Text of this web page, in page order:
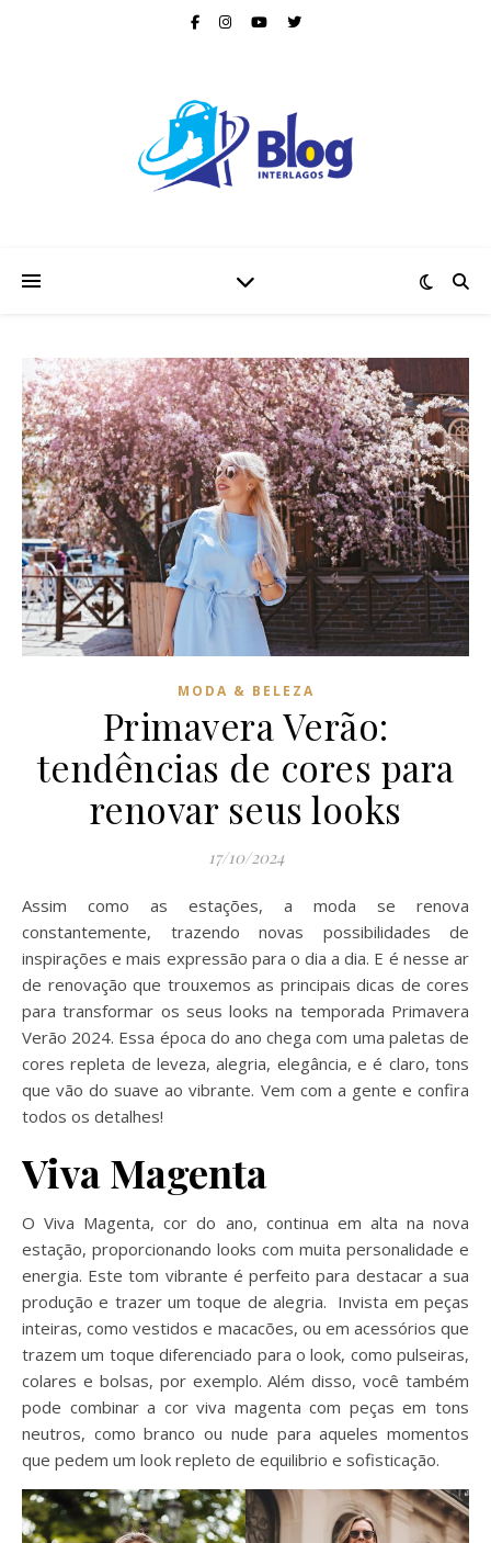
MODA & BELEZA
Primavera Verão:
tendências de cores para
renovar seus looks
17/10/2024
Assim como as estações, a moda se renova
constantemente, trazendo novas possibilidades de
inspirações e mais expressão para o dia a dia. E é nesse ar
de renovação que trouxemos as principais dicas de cores
para transformar os seus looks na temporada Primavera
Verão 2024. Essa época do ano chega com uma paletas de
cores repleta de leveza, alegria, elegância, e é claro, tons
que vão do suave ao vibrante. Vem com a gente e confira
todos os detalhes!
Viva Magenta
O Viva Magenta, cor do ano, continua em alta na nova
estação, proporcionando looks com muita personalidade e
energia. Este tom vibrante é perfeito para destacar a sua
produção e trazer um toque de alegria. Invista em peças
inteiras, como vestidos e macacões, ou em acessórios que
trazem um toque diferenciado para o look, como pulseiras,
colares e bolsas, por exemplo. Além disso, você também
pode combinar a cor viva magenta com peças em tons
neutros, como branco ou nude para aqueles momentos
que pedem um look repleto de equilibrio e sofisticação.